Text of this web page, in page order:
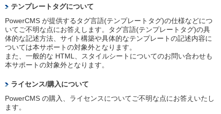
テンプレートタグについて
PowerCMS が提供するタグ言語(テンプレートタグ)の仕様などにつ
いてご不明な点にお答えします。タグ言語(テンプレートタグ)の具
体的な記述方法、サイト構築や具体的なテンプレートの記述内容に
ついては本サポートの対象外となります。
また、一般的な HTML、スタイルシートについてのお問い合わせも
本サポートの対象外となります。
ライセンス/購入について
PowerCMS の購入、ライセンスについてご不明な点にお答えいたし
ます。